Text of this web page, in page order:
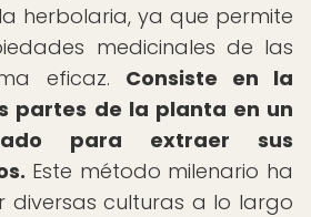
herbolaria, ya que permite
medicinales de las
eficaz. Consiste en la
partes de la planta en un
para extraer sus
Este método milenario ha
diversas culturas a lo largo